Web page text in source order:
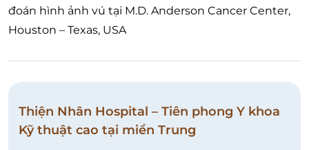
đoán hình ảnh vú tại M.D. Anderson Cancer Center,
Houston – Texas, USA
Thiện Nhân Hospital – Tiên phong Y khoa
Kỹ thuật cao tại miền Trung